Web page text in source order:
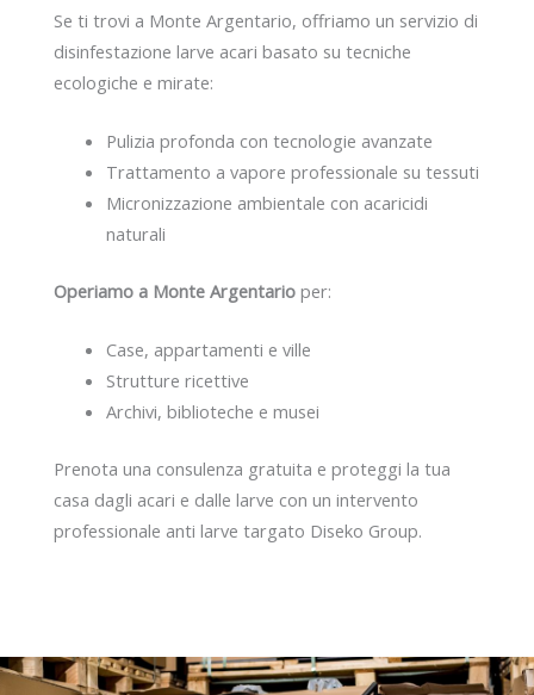
Se ti trovi a Monte Argentario, offriamo un servizio di
disinfestazione larve acari basato su tecniche
ecologiche e mirate:
Pulizia profonda con tecnologie avanzate
Trattamento a vapore professionale su tessuti
Micronizzazione ambientale con acaricidi
naturali
Operiamo a Monte Argentario per:
Case, appartamenti e ville
Strutture ricettive
Archivi, biblioteche e musei
Prenota una consulenza gratuita e proteggi la tua
casa dagli acari e dalle larve con un intervento
professionale anti larve targato Diseko Group.